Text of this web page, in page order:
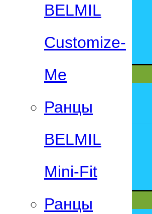
BELMIL
Customize-
Me
Ранцы
BELMIL
Mini-Fit
Ранцы